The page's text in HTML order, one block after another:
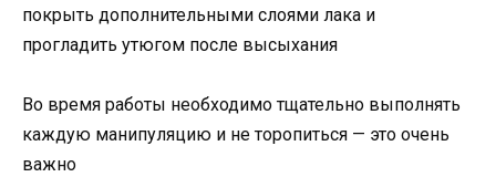
покрыть дополнительными слоями лака и
прогладить утюгом после высыхания
Во время работы необходимо тщательно выполнять
каждую манипуляцию и не торопиться — это очень
важно